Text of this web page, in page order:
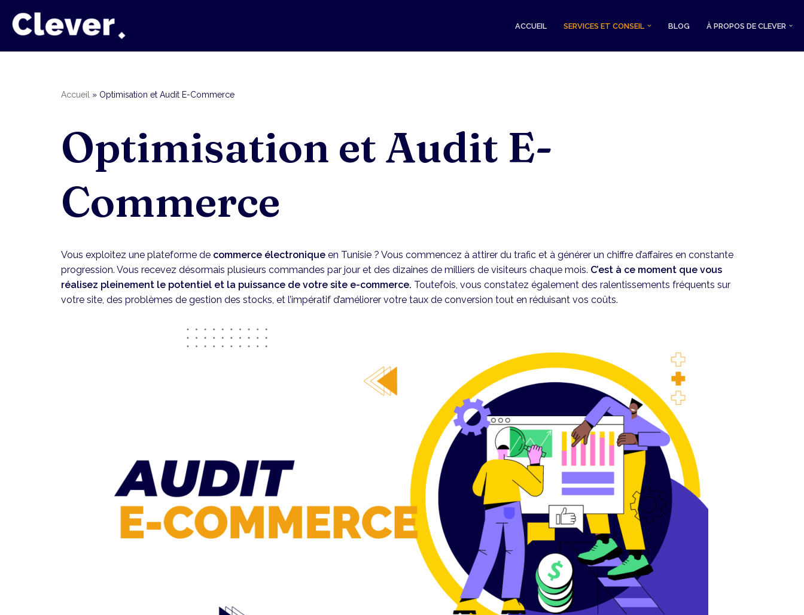
Aller
ACCUEIL SERVICES ET CONSEIL BLOG À PROPOS DE CLEVER
Accueil » Optimisation et Audit E-Commerce
Optimisation et Audit E-
Commerce
Vous exploitez une plateforme de commerce électronique en Tunisie ? Vous commencez à attirer du trafic et à générer un chiffre d’affaires en constante
progression. Vous recevez désormais plusieurs commandes par jour et des dizaines de milliers de visiteurs chaque mois. C’est à ce moment que vous
réalisez pleinement le potentiel et la puissance de votre site e-commerce. Toutefois, vous constatez également des ralentissements fréquents sur
votre site, des problèmes de gestion des stocks, et l’impératif d’améliorer votre taux de conversion tout en réduisant vos coûts.